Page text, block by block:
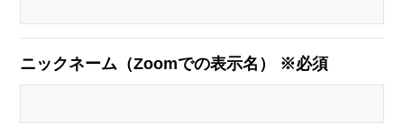
ニックネーム（Zoomでの表示名） ※必須